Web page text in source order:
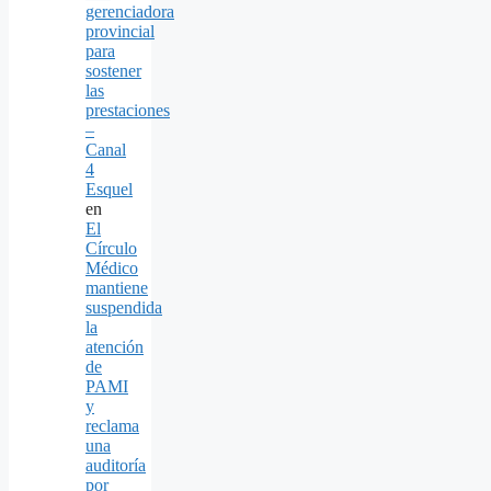
gerenciadora
provincial
para
sostener
las
prestaciones
–
Canal
4
Esquel
en
El
Círculo
Médico
mantiene
suspendida
la
atención
de
PAMI
y
reclama
una
auditoría
por